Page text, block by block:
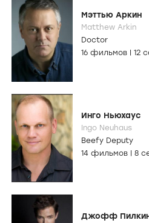
Мэттью Аркин
Matthew Arkin
Doctor
16 фильмов
12
Инго Ньюхаус
Ingo Neuhaus
Beefy Deputy
14 фильмов
8
Джофф